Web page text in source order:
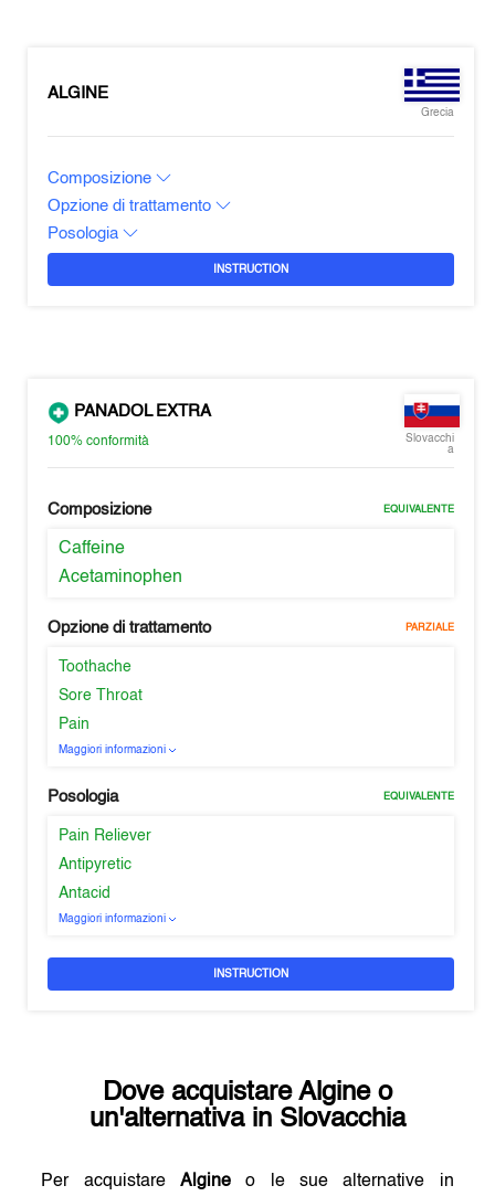
ALGINE
Grecia
Composizione
Opzione di trattamento
Posologia
INSTRUCTION
PANADOL EXTRA
100%conformità
Slovacchi
a
Composizione EQUIVALENTE
Caffeine
Acetaminophen
Opzione di trattamento PARZIALE
Toothache
Sore Throat
Pain
Maggiori informazioni
Posologia EQUIVALENTE
Pain Reliever
Antipyretic
Antacid
Maggiori informazioni
INSTRUCTION
Dove acquistare Algineo
un'alternativa in Slovacchia
Per acquistareAlgine o le sue alternative in